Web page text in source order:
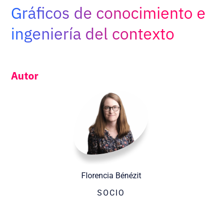
Adopt AI
Gráficos de conocimiento e
ingeniería del contexto
Autor
Florencia Bénézit
SOCIO